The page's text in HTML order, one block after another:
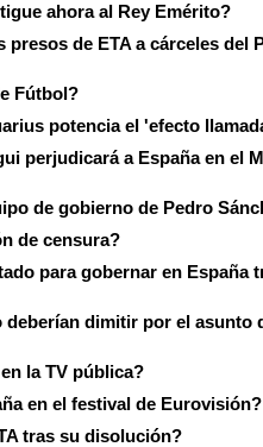
ahora al Rey Emérito?
presos de ETA a cárceles del
Fútbol?
potencia el 'efecto
perjudicará a España en el
de gobierno de Pedro
de censura?
para gobernar en España
deberían dimitir por el asunto
la TV pública?
en el festival de Eurovisión?
tras su disolución?